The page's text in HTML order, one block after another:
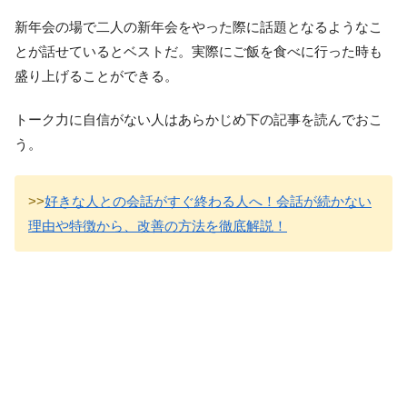
新年会の場で二人の新年会をやった際に話題となるようなこ
とが話せているとベストだ。実際にご飯を食べに行った時も
盛り上げることができる。
トーク力に自信がない人はあらかじめ下の記事を読んでおこ
う。
>>好きな人との会話がすぐ終わる人へ！会話が続かない
理由や特徴から、改善の方法を徹底解説！